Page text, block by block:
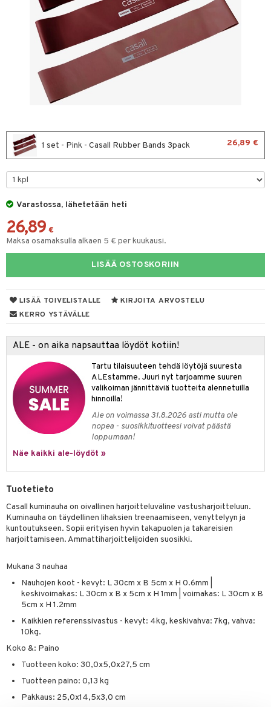
1 set - Pink - Casall Rubber Bands 3pack 26,89 €
Varastossa, lähetetään heti
26,89 €
Maksa osamaksulla alkaen 5 € per kuukausi.
LISÄÄ OSTOSKORIIN
LISÄÄ TOIVELISTALLE
KIRJOITA ARVOSTELU
KERRO YSTÄVÄLLE
ALE - on aika napsauttaa löydöt kotiin!
Tartu tilaisuuteen tehdä löytöjä suuresta
ALEstamme. Juuri nyt tarjoamme suuren
valikoiman jännittäviä tuotteita alennetuilla
hinnoilla!
Ale on voimassa 31.8.2026 asti mutta ole
nopea - suosikkituotteesi voivat päästä
loppumaan!
Näe kaikki ale-löydöt »
Tuotetieto
Casall kuminauha on oivallinen harjoitteluväline vastusharjoitteluun.
Kuminauha on täydellinen lihaksien treenaamiseen, venyttelyyn ja
kuntoutukseen. Sopii erityisen hyvin takapuolen ja takareisien
harjoittamiseen. Ammattiharjoittelijoiden suosikki.
Mukana 3 nauhaa
Nauhojen koot - kevyt: L 30cm x B 5cm x H 0.6mm |
keskivoimakas: L 30cm x B x 5cm x H 1mm | voimakas: L 30cm x B
5cm x H 1.2mm
Kaikkien referenssivastus - kevyt: 4kg, keskivahva: 7kg, vahva:
10kg.
Koko &: Paino
Tuotteen koko: 30,0x5,0x27,5 cm
Tuotteen paino: 0,13 kg
Pakkaus: 25,0x14,5x3,0 cm
proteiini
Lihaskivut
parantajat
& vastauksia